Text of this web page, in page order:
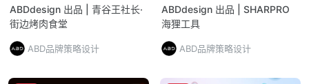
ABDdesign 出品 | 青谷王社长·
街边烤肉食堂
ABD品牌策略设计
ABDdesign 出品 | SHARPRO
海狸工具
ABD品牌策略设计